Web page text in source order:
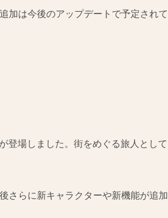
加は今後のアップデートで予定されて
が登場しました。街をめぐる旅人として
さらに新キャラクターや新機能が追加